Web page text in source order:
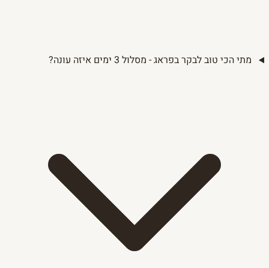
מתי הכי טוב לבקר בפראג - מסלול 3 ימים איזה עונה?